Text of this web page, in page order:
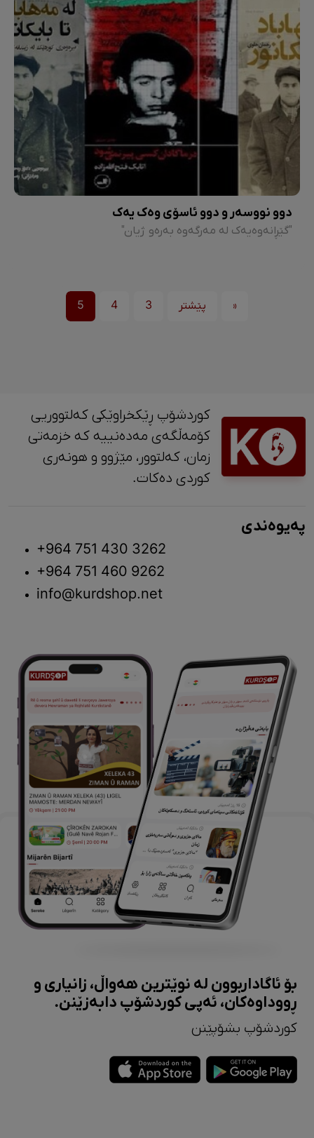
دوو نووسەر و دوو ئاسۆی وەک یەک
"گێڕانەوەیەک لە مەرگەوە بەرەو ژیان"
« پێشتر 3
4
5
کوردشۆپ ڕێکخراوێکی کەلتووریی
کۆمەڵگەی مەدەنییە کە خزمەتی
زمان، کەلتوور، مێژوو و ‎هونەری
کوردی دەکات.
پەیوەندی
+964 751 430 3262
+964 751 460 9262
info@kurdshop.net
بۆ ئاگاداربوون لە نوێترین هەواڵ، زانیاری و
ڕووداوەکان، ئەپی کوردشۆپ دابەزێنن.
کوردشۆپ بشۆپێنن